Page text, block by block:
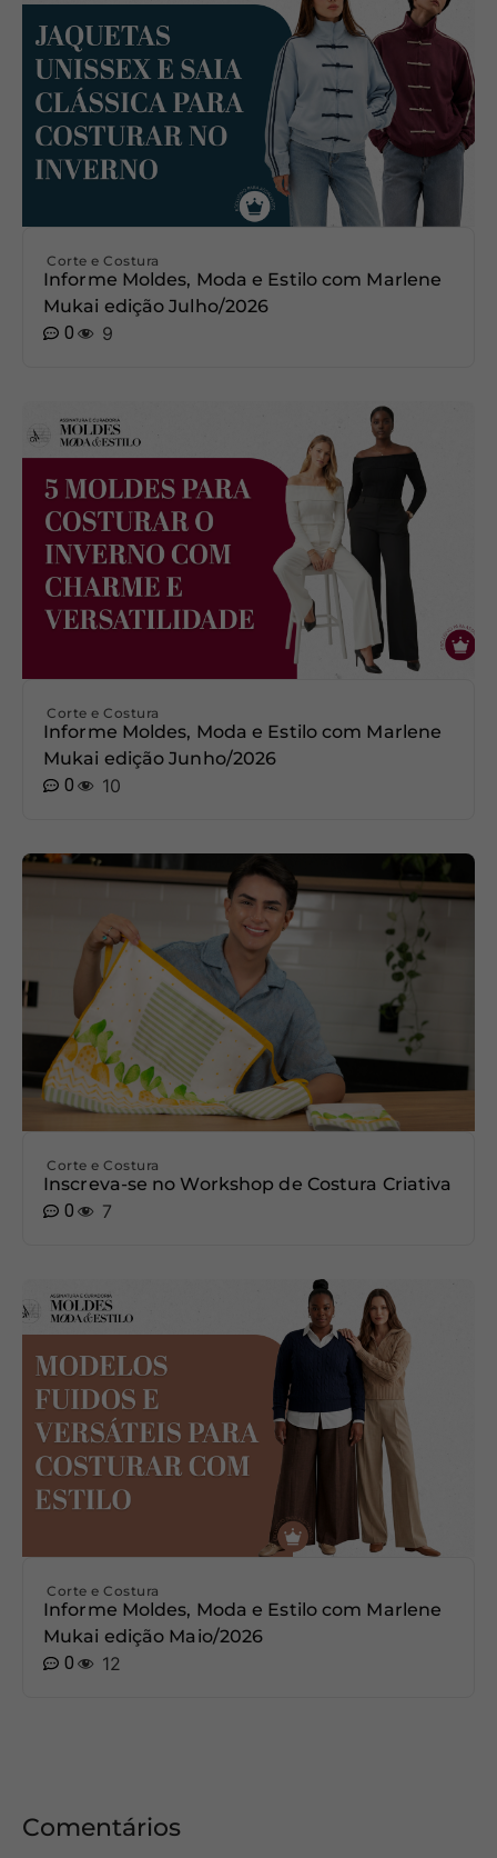
Corte e Costura
Informe Moldes, Moda e Estilo com Marlene
Mukai edição Julho/2026
0
9
Corte e Costura
Informe Moldes, Moda e Estilo com Marlene
Mukai edição Junho/2026
0
10
Corte e Costura
Inscreva-se no Workshop de Costura Criativa
0
7
Corte e Costura
Informe Moldes, Moda e Estilo com Marlene
Mukai edição Maio/2026
0
12
Comentários